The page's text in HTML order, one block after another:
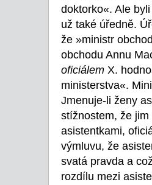
doktorko«. Ale
už také úředně.
že »ministr
obchodu Annu
oficiálem X.
ministerstva«.
Jmenuje-li ženy
stížnostem, že
asistentkami,
výmluvu, že
svatá pravda a
rozdílu mezi